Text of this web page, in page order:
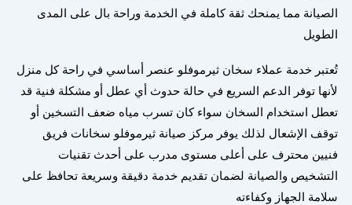
الصيانة مما يمنحك ثقة كاملة في الخدمة وراحة بال على المدى
الطويل
تُعتبر خدمة عملاء سخان ثيرموفلو عنصر أساسي في راحة كل منزل
لأنها توفر الدعم السريع في حالة حدوث أي عطل أو مشكلة فنية قد
تعطل استخدام السخان سواء كان تسرب مياه ضعف التسخين أو
توقف الإشعال لذلك يوفر مركز صيانة ثيرموفلو سخانات فريق
فنيين محترف على أعلى مستوى مدرب على أحدث تقنيات
التشخيص والصيانة لضمان تقديم خدمة دقيقة وسريعة تحافظ على
سلامة الجهاز وكفاءته